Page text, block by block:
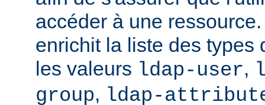
accéder à une
enrichit la liste des types
les valeurs ldap-user,
group, ldap-